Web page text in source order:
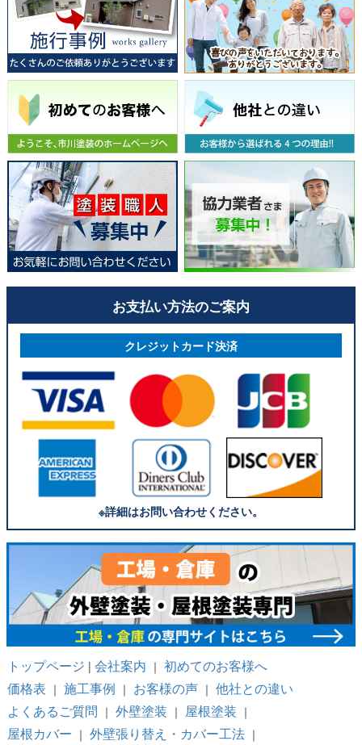
お支払い方法のご案内
クレジットカード決済
※詳細はお問い合わせください。
トップページ | 会社案内 ｜ 初めてのお客様へ
価格表 ｜ 施工事例 ｜ お客様の声｜ 他社との違い
よくあるご質問 ｜ 外壁塗装 ｜ 屋根塗装 ｜
屋根カバー ｜ 外壁張り替え・カバー工法｜